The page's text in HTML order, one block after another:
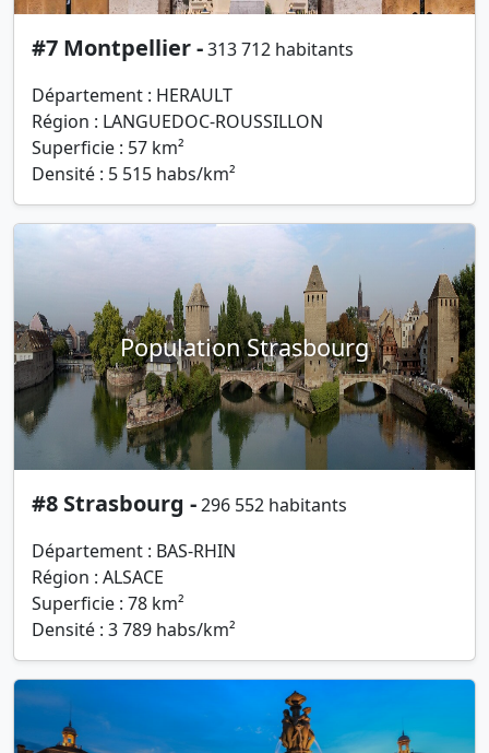
#7 Montpellier -313 712 habitants
Département : HERAULT
Région : LANGUEDOC-ROUSSILLON
Superficie : 57 km²
Densité : 5 515 habs/km²
Population Strasbourg
#8 Strasbourg -296 552 habitants
Département : BAS-RHIN
Région : ALSACE
Superficie : 78 km²
Densité : 3 789 habs/km²